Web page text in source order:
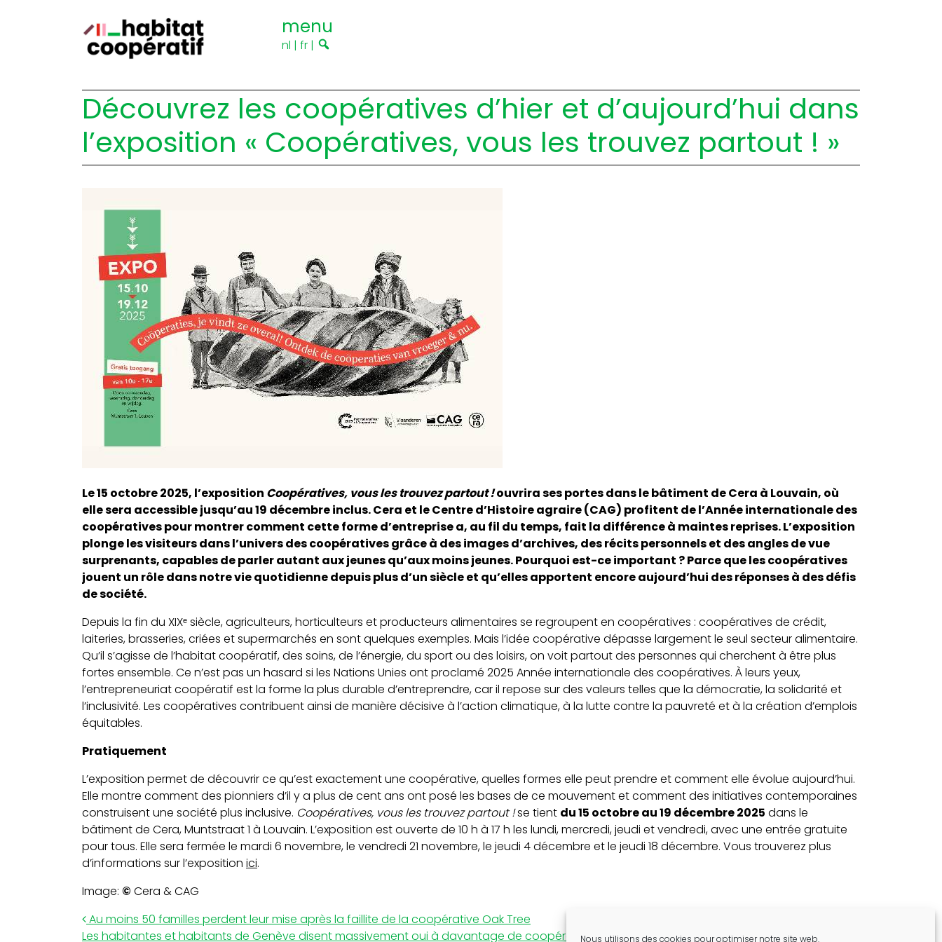
Nous utilisons des cookies pour optimiser notre site web.
menu
nl | fr |
Découvrez les coopératives d’hier et d’aujourd’hui dans
l’exposition « Coopératives, vous les trouvez partout ! »
Le 15 octobre 2025, l’exposition Coopératives, vous les trouvez partout !ouvrira ses portes dans le bâtiment de Cera à Louvain, où
elle sera accessible jusqu’au 19 décembre inclus. Cera et le Centre d’Histoire agraire (CAG) profitent de l’Année internationale des
coopératives pour montrer comment cette forme d’entreprise a, au fil du temps, fait la différence à maintes reprises. L’exposition
plonge les visiteurs dans l’univers des coopératives grâce à des images d’archives, des récits personnels et des angles de vue
surprenants, capables de parler autant aux jeunes qu’aux moins jeunes. Pourquoi est-ce important ? Parce que les coopératives
jouent un rôle dans notre vie quotidienne depuis plus d’un siècle et qu’elles apportent encore aujourd’hui des réponses à des défis
de société.
Depuis la fin du XIXᵉ siècle, agriculteurs, horticulteurs et producteurs alimentaires se regroupent en coopératives : coopératives de crédit,
laiteries, brasseries, criées et supermarchés en sont quelques exemples. Mais l’idée coopérative dépasse largement le seul secteur alimentaire.
Qu’il s’agisse de l’habitat coopératif, des soins, de l’énergie, du sport ou des loisirs, on voit partout des personnes qui cherchent à être plus
fortes ensemble. Ce n’est pas un hasard si les Nations Unies ont proclamé 2025 Année internationale des coopératives. À leurs yeux,
l’entrepreneuriat coopératif est la forme la plus durable d’entreprendre, car il repose sur des valeurs telles que la démocratie, la solidarité et
l’inclusivité. Les coopératives contribuent ainsi de manière décisive à l’action climatique, à la lutte contre la pauvreté et à la création d’emplois
équitables.
Pratiquement
L’exposition permet de découvrir ce qu’est exactement une coopérative, quelles formes elle peut prendre et comment elle évolue aujourd’hui.
Elle montre comment des pionniers d’il y a plus de cent ans ont posé les bases de ce mouvement et comment des initiatives contemporaines
construisent une société plus inclusive. Coopératives, vous les trouvez partout !se tient du 15 octobre au 19 décembre 2025 dans le
bâtiment de Cera, Muntstraat 1 à Louvain. L’exposition est ouverte de 10 h à 17 h les lundi, mercredi, jeudi et vendredi, avec une entrée gratuite
pour tous. Elle sera fermée le mardi 6 novembre, le vendredi 21 novembre, le jeudi 4 décembre et le jeudi 18 décembre. Vous trouverez plus
d’informations sur l’exposition ici.
Image: © Cera & CAG
Post navigation
Au moins 50 familles perdent leur mise après la faillite de la coopérative Oak Tree
Les habitantes et habitants de Genève disent massivement oui à davantage de coopératives